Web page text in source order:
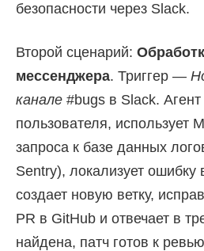
безопасности через Slack.
Второй сценарий:
мессенджера. Триггер —
канале #bugs в Slack.
пользователя, использует
запроса к базе данных
Sentry), локализует ошибку
создает новую ветку,
PR в GitHub и отвечает в
найдена, патч готов к